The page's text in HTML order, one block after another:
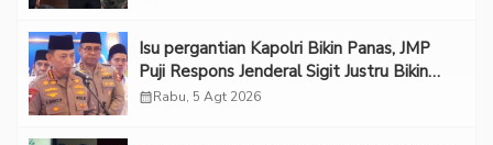
Isu pergantian Kapolri Bikin Panas, JMP
Puji Respons Jenderal Sigit Justru Bikin
“Adem”
calendar_monthRabu, 5 Agt 2026